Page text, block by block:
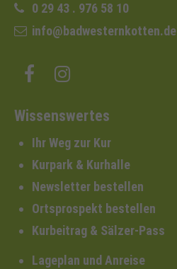
0 29 43 . 976 58 10
info@badwesternkotten.de
Wissenswertes
Ihr Weg zur Kur
Kurpark & Kurhalle
Newsletter bestellen
Ortsprospekt bestellen
Kurbeitrag & Sälzer-Pass
Lageplan und Anreise